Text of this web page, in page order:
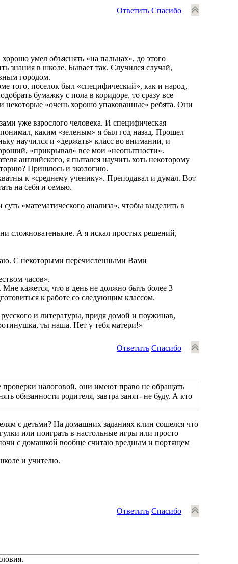
Ответить Спасибо
умел объяснять «на пальцах», до этого
знания в школе. Бывает так. Случился случай,
городом.
того, поселок был «специфический», как и народ,
бумажку с пола в коридоре, то сразу все
некоторые «очень хорошо упакованные» ребята. Они
уже взрослого человека. И специфическая
каким «зеленым» я был год назад. Прошел
научился и «держать» класс во внимании, и
«прикрывал» все мои «неопытности».
английского, я пытался научить хоть некоторому
Пришлось и экологию.
к «среднему ученику». Преподавал и думал. Вот
на себя и семью.
«математического анализа», чтобы выделить в
сложноватенькие. А я искал простых решений,
С некоторыми перечисленными Вами
часов».
кажется, что в день не должно быть более 3
к работе со следующим классом.
и литературы, придя домой и поужинав,
ты наша. Нет у тебя матери!»
Ответить Спасибо
налоговой, они имеют право не обращать
обязанности родителя, завтра занят- не буду. А кто
с детьми? На домашних заданиях клин сошелся что
или поиграть в настольные игры или просто
с домашкой вообще считаю вредным и портящем
и учителю.
Ответить Спасибо